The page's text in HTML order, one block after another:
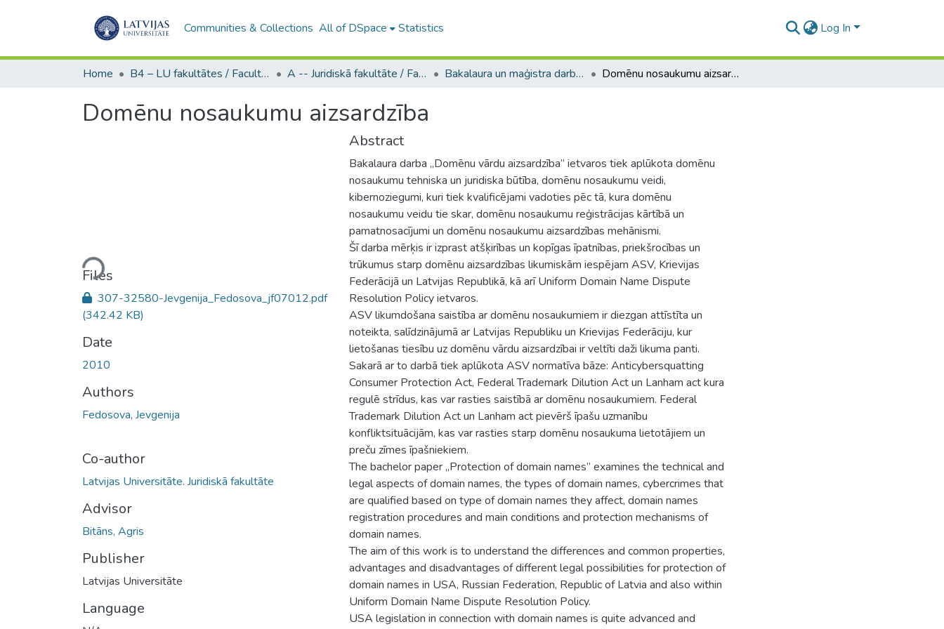
Communities & Collections All of DSpace Statistics Log In
Home B4 – LU fakultātes / Faculties of the UL A -- Juridiskā fakultāte / Faculty of Law Bakalaura un maģistra darbi (JF) / Bachelor's and Master's theses Domēnu nosaukumu aizsardzība
Domēnu nosaukumu aizsardzība
Loading...
Files
307-32580-Jevgenija_Fedosova_jf07012.pdf
(342.42 KB)
Date
2010
Authors
Fedosova, Jevgenija
Co-author
Latvijas Universitāte. Juridiskā fakultāte
Advisor
Bitāns, Agris
Publisher
Latvijas Universitāte
Language
Abstract
Bakalaura darba „Domēnu vārdu aizsardzība” ietvaros tiek aplūkota domēnu
nosaukumu tehniska un juridiska būtība, domēnu nosaukumu veidi,
kibernoziegumi, kuri tiek kvalificējami vadoties pēc tā, kura domēnu
nosaukumu veidu tie skar, domēnu nosaukumu reģistrācijas kārtībā un
pamatnosacījumi un domēnu nosaukumu aizsardzības mehānismi.
Šī darba mērķis ir izprast atšķirības un kopīgas īpatnības, priekšrocības un
trūkumus starp domēnu aizsardzības likumiskām iespējam ASV, Krievijas
Federācijā un Latvijas Republikā, kā arī Uniform Domain Name Dispute
Resolution Policy ietvaros.
ASV likumdošana saistība ar domēnu nosaukumiem ir diezgan attīstīta un
noteikta, salīdzinājumā ar Latvijas Republiku un Krievijas Federāciju, kur
lietošanas tiesību uz domēnu vārdu aizsardzībai ir veltīti daži likuma panti.
Sakarā ar to darbā tiek aplūkota ASV normatīva bāze: Anticybersquatting
Consumer Protection Act, Federal Trademark Dilution Act un Lanham act kura
regulē strīdus, kas var rasties saistībā ar domēnu nosaukumiem. Federal
Trademark Dilution Act un Lanham act pievērš īpašu uzmanību
konfliktsituācijām, kas var rasties starp domēnu nosaukuma lietotājiem un
preču zīmes īpašniekiem.
The bachelor paper „Protection of domain names” examines the technical and
legal aspects of domain names, the types of domain names, cybercrimes that
are qualified based on type of domain names they affect, domain names
registration procedures and main conditions and protection mechanisms of
domain names.
The aim of this work is to understand the differences and common properties,
advantages and disadvantages of different legal possibilities for protection of
domain names in USA, Russian Federation, Republic of Latvia and also within
Uniform Domain Name Dispute Resolution Policy.
USA legislation in connection with domain names is quite advanced and